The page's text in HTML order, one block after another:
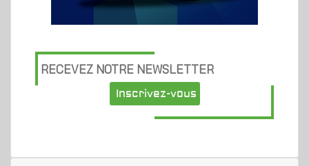
RECEVEZ NOTRE NEWSLETTER
Inscrivez-vous